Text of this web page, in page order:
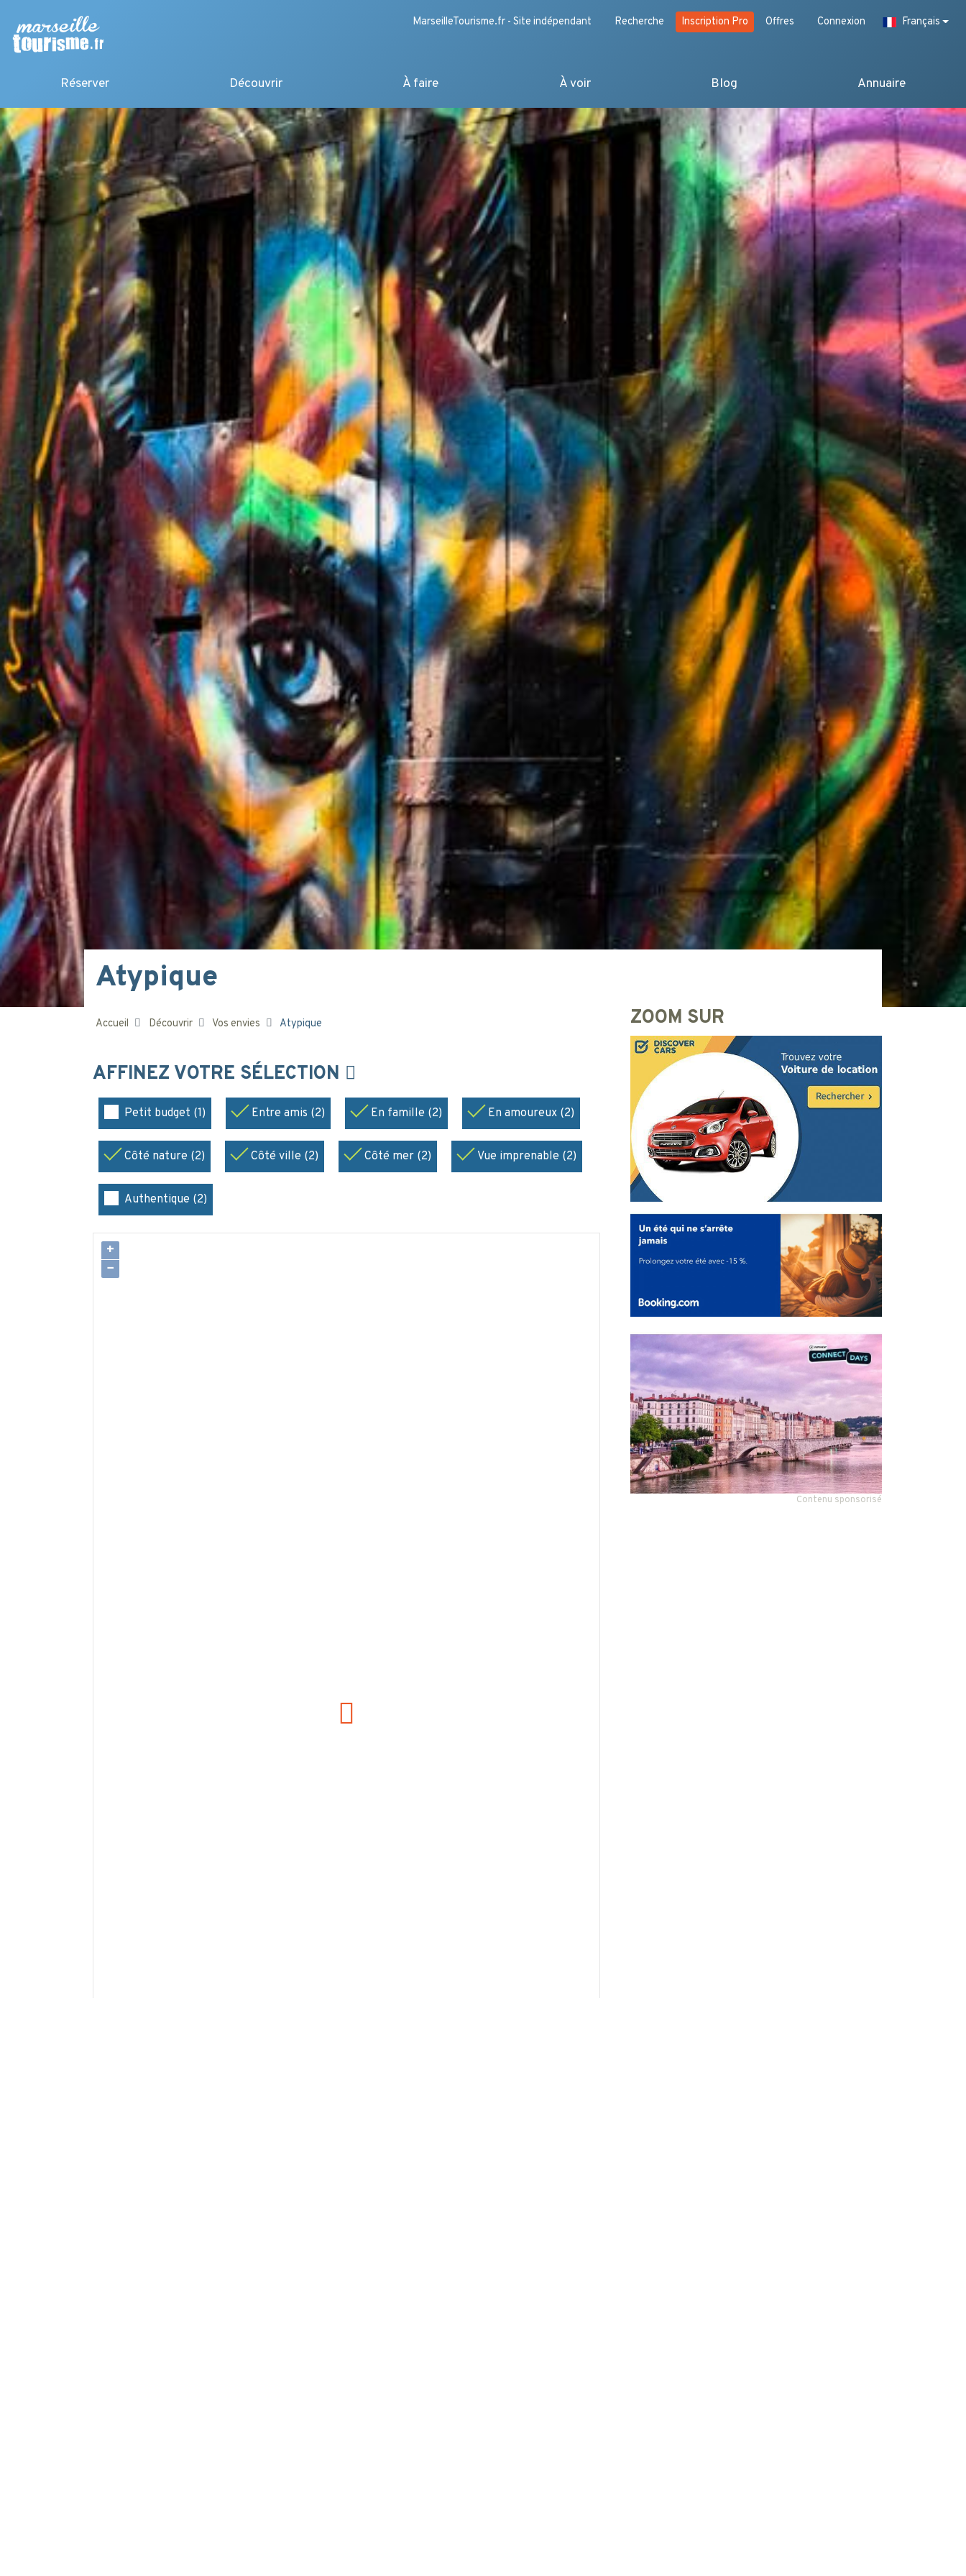
MarseilleTourisme.fr - Site indépendant Recherche Inscription Pro Offres Connexion Français
Réserver Découvrir À faire À voir Blog Annuaire
Atypique
Accueil Découvrir Vos envies Atypique
AFFINEZ VOTRE SÉLECTION
Petit budget (1) Entre amis (2) En famille (2) En amoureux (2)
Côté nature (2) Côté ville (2) Côté mer (2) Vue imprenable (2)
Authentique (2)
+
−
ZOOM SUR
Contenu sponsorisé